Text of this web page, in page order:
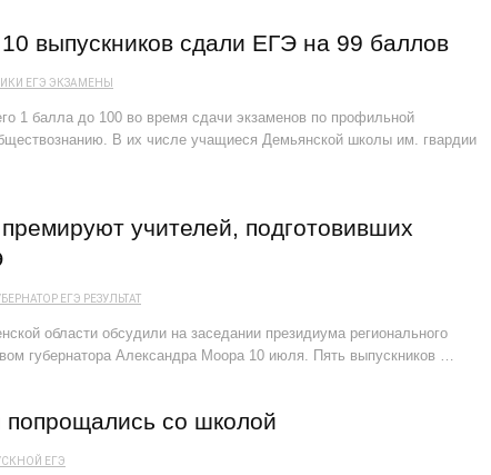
выпускников сдали ЕГЭ на 99 баллов
ЕГЭ ЭКЗАМЕНЫ
1 балла до 100 во время сдачи экзаменов по профильной
В их числе учащиеся Демьянской школы им. гвардии
учителей, подготовивших
ЕГЭ РЕЗУЛЬТАТ
области обсудили на заседании президиума регионального
губернатора Александра Моора 10 июля. Пять выпускников …
со школой
ЕГЭ